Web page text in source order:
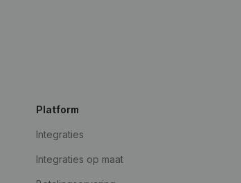
Platform
Integraties
Integraties op maat